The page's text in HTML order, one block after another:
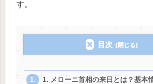
す。
目次
1. メローニ首相の来日とは？基本